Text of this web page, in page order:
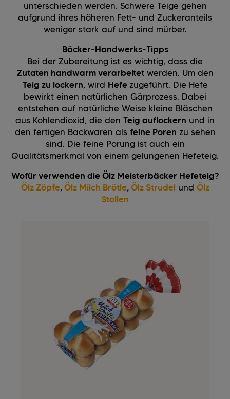
unterschieden werden. Schwere Teige gehen
aufgrund ihres höheren Fett- und Zuckeranteils
weniger stark auf und sind mürber.
Bäcker-Handwerks-Tipps
Bei der Zubereitung ist es wichtig, dass die
Zutaten handwarm verarbeitetwerden. Um den
Teig zu lockern, wird Hefe zugeführt. Die Hefe
bewirkt einen natürlichen Gärprozess. Dabei
entstehen auf natürliche Weise kleine Bläschen
aus Kohlendioxid, die den Teig auflockern und in
den fertigen Backwaren als feine Poren zu sehen
sind. Die feine Porung ist auch ein
Qualitätsmerkmal von einem gelungenen Hefeteig.
Wofür verwenden die Ölz Meisterbäcker Hefeteig?
Ölz Zöpfe, Ölz Milch Brötle, Ölz Strudel und Ölz
Stollen